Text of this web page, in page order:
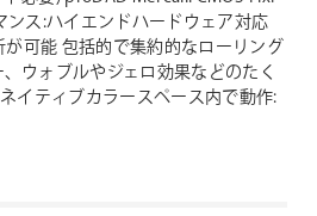
ンス:ハイエンドハードウェア対応
が可能 包括的で集約的なローリング
ウォブルやジェロ効果などのたく
イティブカラースペース内で動作: